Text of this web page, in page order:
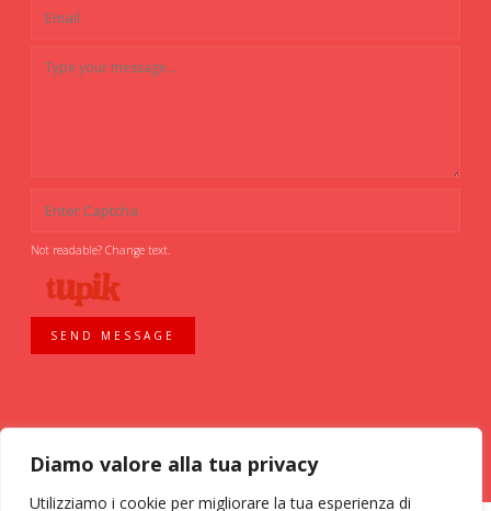
Diamo valore alla tua privacy
Utilizziamo i cookie per migliorare la tua esperienza di
Not readable? Change text.
SEND MESSAGE